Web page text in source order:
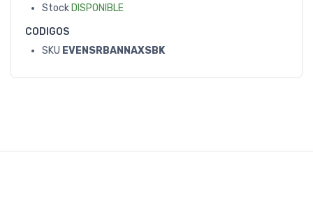
Stock DISPONIBLE
CODIGOS
SKU EVENSRBANNAXSBK